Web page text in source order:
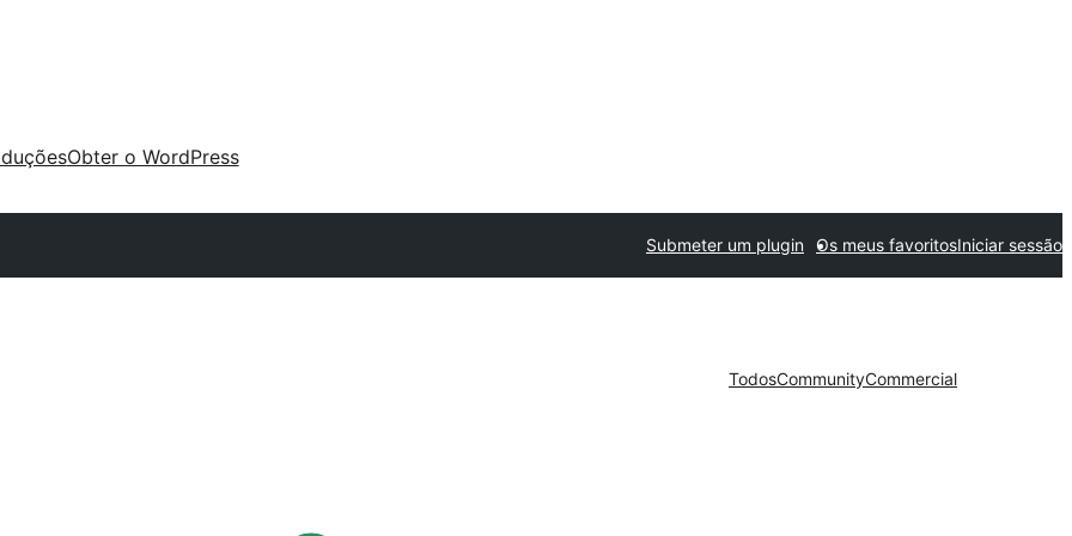
Obter o WordPress
Submeter um plugin Os meus favoritosIniciar sessão
TodosCommunityCommercial